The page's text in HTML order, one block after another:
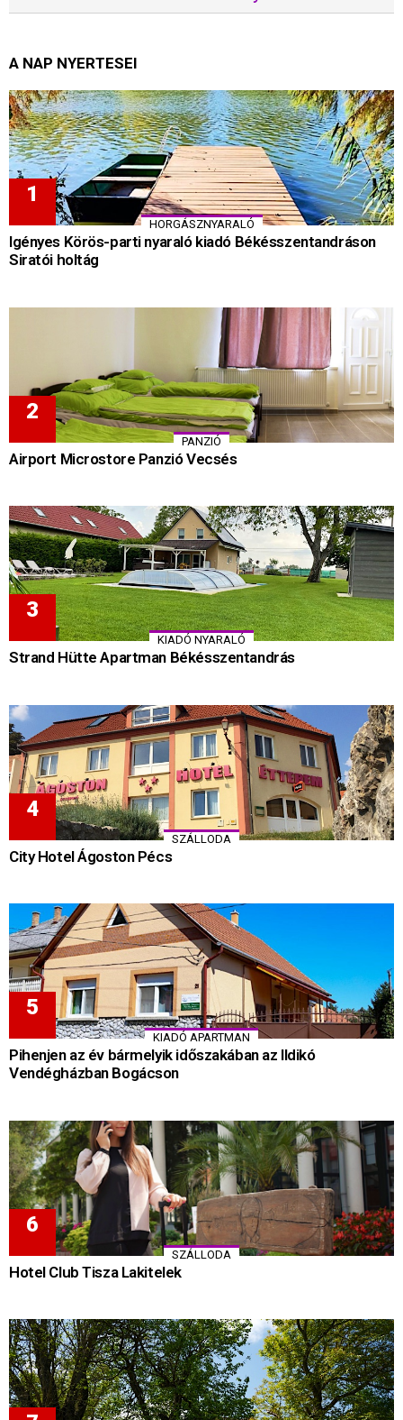
A NAP NYERTESEI
HORGÁSZNYARALÓ
Igényes Körös-parti nyaraló kiadó Békésszentandráson
Siratói holtág
PANZIÓ
Airport Microstore Panzió Vecsés
KIADÓ NYARALÓ
Strand Hütte Apartman Békésszentandrás
SZÁLLODA
City Hotel Ágoston Pécs
KIADÓ APARTMAN
Pihenjen az év bármelyik időszakában az Ildikó
Vendégházban Bogácson
SZÁLLODA
Hotel Club Tisza Lakitelek